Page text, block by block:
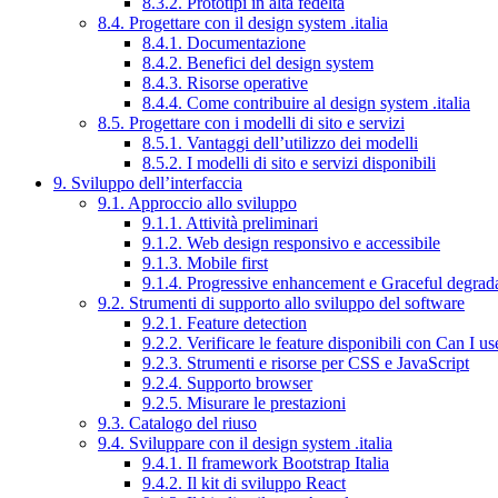
8.4. Progettare con il design system .italia
8.4.1. Documentazione
8.4.2. Benefici del design system
8.4.3. Risorse operative
8.4.4. Come contribuire al design system .italia
8.5. Progettare con i modelli di sito e servizi
8.5.1. Vantaggi dell’utilizzo dei modelli
8.5.2. I modelli di sito e servizi disponibili
9. Sviluppo dell’interfaccia
9.1. Approccio allo sviluppo
9.1.1. Attività preliminari
9.1.2. Web design responsivo e accessibile
9.1.3. Mobile first
9.1.4. Progressive enhancement e Graceful
9.2. Strumenti di supporto allo sviluppo del software
9.2.1. Feature detection
9.2.2. Verificare le feature disponibili con Can I
9.2.3. Strumenti e risorse per CSS e JavaScript
9.2.4. Supporto browser
9.2.5. Misurare le prestazioni
9.3. Catalogo del riuso
9.4. Sviluppare con il design system .italia
9.4.1. Il framework Bootstrap Italia
9.4.2. Il kit di sviluppo React